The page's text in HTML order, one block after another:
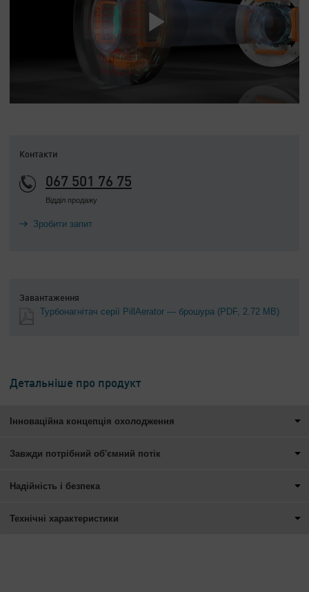
Контакти
067 501 76 75
Відділ продажу
Зробити запит
Завантаження
Турбонагнітач серії PillAerator — брошура (PDF, 2.72 MB)
Детальніше про продукт
Інноваційна концепція охолодження
Завжди потрібний об'ємний потік
Надійність і безпека
Технічні характеристики